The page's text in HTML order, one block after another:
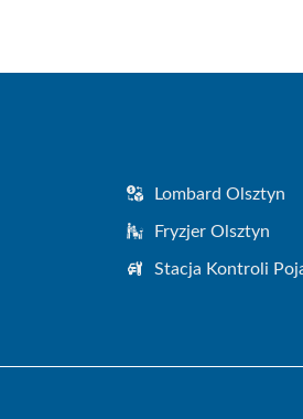
Lombard Olsztyn
Fryzjer Olsztyn
Stacja Kontroli